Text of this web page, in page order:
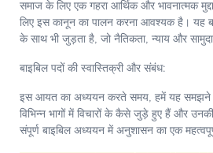
समाज के लिए एक गहरा आर्थिक और भावनात्मक
लिए इस कानून का पालन करना आवश्यक है। यह
के साथ भी जुड़ता है, जो नैतिकता, न्याय और
बाइबिल पदों की स्वास्तिक्री और संबंध:
इस आयत का अध्ययन करते समय, हमें यह समझने
विभिन्न भागों में विचारों के कैसे जुड़े हुए हैं और
संपूर्ण बाइबिल अध्ययन में अनुशासन का एक